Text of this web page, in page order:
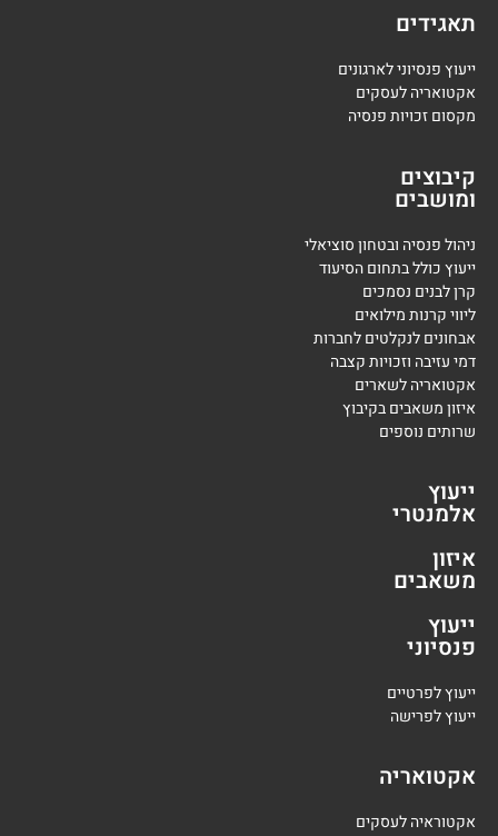
תאגידים
ייעוץ פנסיוני לארגונים
אקטואריה לעסקים
מקסום זכויות פנסיה
קיבוצים
ומושבים
ניהול פנסיה ובטחון סוציאלי
ייעוץ כולל בתחום הסיעוד
קרן לבנים נסמכים
ליווי קרנות מילואים
אבחונים לנקלטים לחברות
דמי עזיבה וזכויות קצבה
אקטואריה לשארים
איזון משאבים בקיבוץ
שרותים נוספים
ייעוץ
אלמנטרי
איזון
משאבים
ייעוץ
פנסיוני
ייעוץ לפרטיים
ייעוץ לפרישה
אקטואריה
אקטוראיה לעסקים